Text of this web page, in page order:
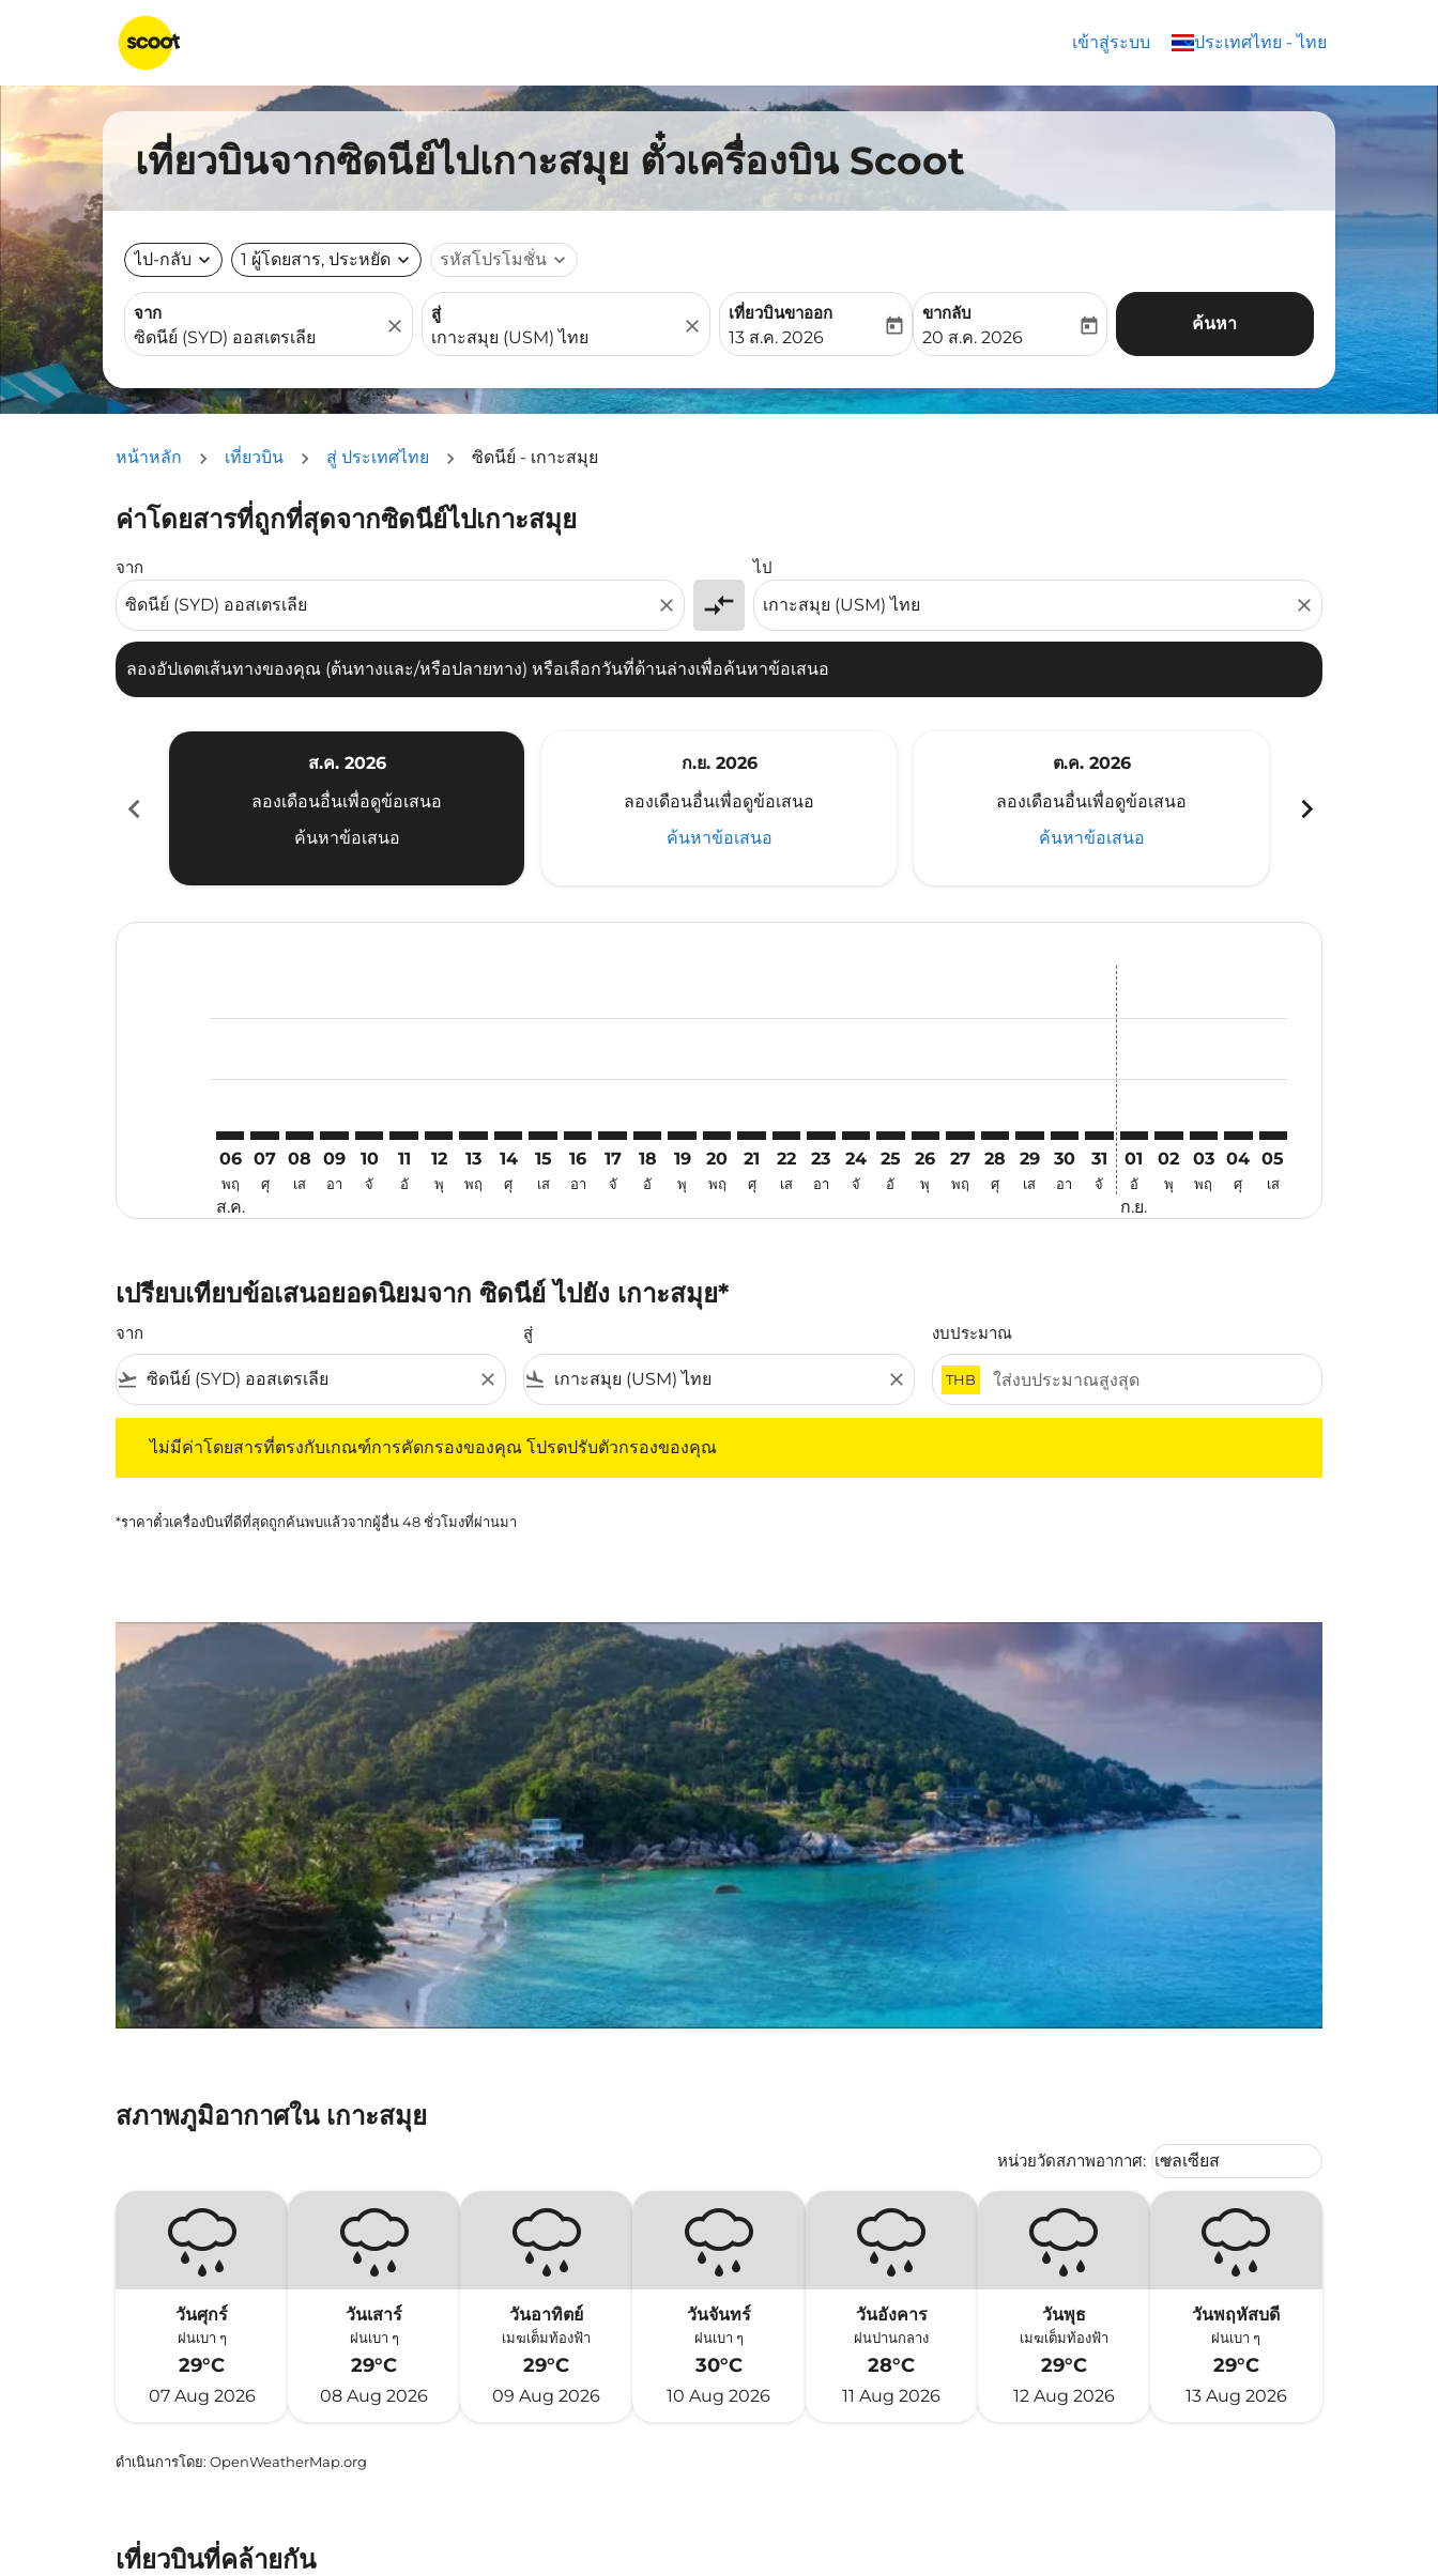
เข้าสู่ระบบ ประเทศไทย - ไทย
keyboard_arrow_down
เที่ยวบินจากซิดนีย์ไปเกาะสมุย ตั๋วเครื่องบิน Scoot
ไป-กลับ expand_more 1 ผู้โดยสาร, ประหยัด expand_more รหัสโปรโมชั่น expand_more
จาก
close
สู่
close
เที่ยวบินขาออก
fc-booking-departure-date-aria-label
13 ส.ค. 2026
today
ขากลับ
fc-booking-return-date-aria-label
20 ส.ค. 2026
today ค้นหา
หน้าหลัก เที่ยวบิน สู่ ประเทศไทย ซิดนีย์ - เกาะสมุย
ค่าโดยสารที่ถูกที่สุดจากซิดนีย์ไปเกาะสมุย
จาก
close compare_arrows
ไป
close
ลองอัปเดตเส้นทางของคุณ (ต้นทางและ/หรือปลายทาง) หรือเลือกวันที่ด้านล่างเพื่อค้นหาข้อเสนอ
ลองอัปเดตเส้นทางของคุณ (ต้นทางและ/หรือปลายทาง) หรือเลือกวันที่ด้านล่างเพื่อค้นหาข้อเสนอ
chevron_left
ส.ค. 2026
ลองเดือนอื่นเพื่อดูข้อเสนอ
ค้นหาข้อเสนอ
ก.ย. 2026
ลองเดือนอื่นเพื่อดูข้อเสนอ
ค้นหาข้อเสนอ
ต.ค. 2026
ลองเดือนอื่นเพื่อดูข้อเสนอ
ค้นหาข้อเสนอ
chevron_right
06
พฤ
ส.ค.
07
ศุ
08
เส
09
อา
10
จั
11
อั
12
พุ
13
พฤ
14
ศุ
15
เส
16
อา
17
จั
18
อั
19
พุ
SYD–USM: cmp-view-offers-disclaimer. ค้นหาข้อเสนอ
20
พฤ
SYD–USM: cmp-view-offers-disclaimer. ค้นหาข้อเสนอ
21
ศุ
SYD–USM: cmp-view-offers-disclaimer. ค้นหาข้อเสนอ
22
เส
SYD–USM: cmp-view-offers-disclaimer. ค้นหาข้อเสนอ
23
อา
SYD–USM: cmp-view-offers-disclaimer. ค้นหาข้อเสนอ
24
จั
SYD–USM: cmp-view-offers-disclaimer. ค้นหาข้อเสนอ
25
อั
SYD–USM: cmp-view-offers-disclaimer. ค้นหาข้อเสนอ
26
พุ
SYD–USM: cmp-view-offers-disclaimer. ค้นหาข้อเสนอ
27
พฤ
SYD–USM: cmp-view-offers-disclaimer. ค้นหาข้อเสนอ
28
ศุ
SYD–USM: cmp-view-offers-disclaimer. ค้นหาข้อเสนอ
29
เส
SYD–USM: cmp-view-offers-disclaimer. ค้นหาข้อ
30
อา
SYD–USM: cmp-view-offers-disclaimer. ค้น
31
จั
01
อั
ก.ย.
02
พุ
03
พฤ
04
ศุ
05
เส
เปรียบเทียบข้อเสนอยอดนิยมจาก ซิดนีย์ ไปยัง เกาะสมุย*
จาก
flight_takeoff close
สู่
flight_land close
งบประมาณ
THB
ไม่มีค่าโดยสารที่ตรงกับเกณฑ์การคัดกรองของคุณ โปรดปรับตัวกรองของคุณ
*ราคาตั๋วเครื่องบินที่ดีที่สุดถูกค้นพบแล้วจากผู้อื่น 48 ชั่วโมงที่ผ่านมา
สภาพภูมิอากาศใน เกาะสมุย
หน่วยวัดสภาพอากาศ: Weather unit option เซลเซียส
เซลเซียส
keyboard_arrow_down
วันศุกร์
ฝนเบา ๆ
29°C
07 Aug 2026
วันเสาร์
ฝนเบา ๆ
29°C
08 Aug 2026
วันอาทิตย์
เมฆเต็มท้องฟ้า
29°C
09 Aug 2026
วันจันทร์
ฝนเบา ๆ
30°C
10 Aug 2026
วันอังคาร
ฝนปานกลาง
28°C
11 Aug 2026
วันพุธ
เมฆเต็มท้องฟ้า
29°C
12 Aug 2026
วันพฤหัสบดี
ฝนเบา ๆ
29°C
13 Aug 2026
ดำเนินการโดย: OpenWeatherMap.org
เที่ยวบินที่คล้ายกัน